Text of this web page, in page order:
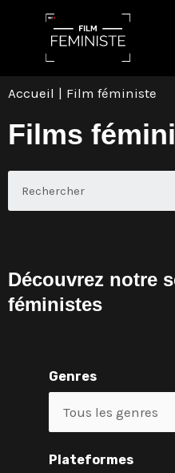
contenu
Accueil Film féministe
Films
Découvrez notre
féministes
Genres
Plateformes